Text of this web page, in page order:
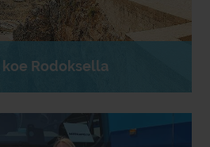
koe Rodoksella